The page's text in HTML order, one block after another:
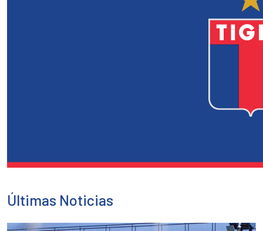
Últimas Noticias